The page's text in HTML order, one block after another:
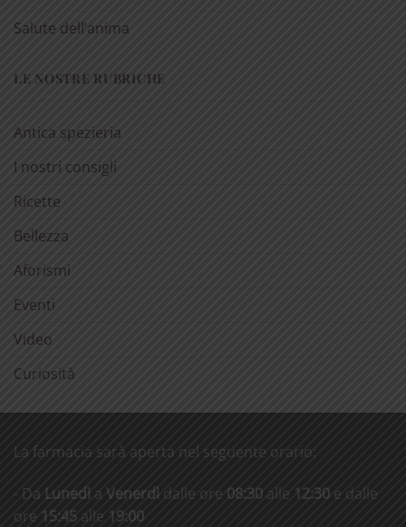
Salute dell’anima
LE NOSTRE RUBRICHE
Antica spezieria
I nostri consigli
Ricette
Bellezza
Aforismi
Eventi
Video
Curiosità
La farmacia sarà aperta nel seguente orario:
- Da Lunedì a Venerdì dalle ore 08:30 alle 12:30 e dalle
ore 15:45 alle 19:00